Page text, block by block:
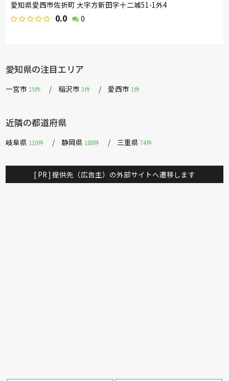
愛知県愛西市佐折町 大字方新田字十二城51-1外4
0.0 0
愛知県の注目エリア
一宮市 15件 稲沢市3件 愛西市 1件
近隣の都道府県
岐阜県 110件 静岡県 188件 三重県74件
[ PR ] 提供先（広告主）の外部サイトへ遷移します